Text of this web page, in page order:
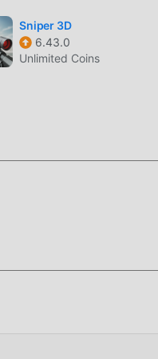
Sniper 3D
6.43.0
Unlimited Coins